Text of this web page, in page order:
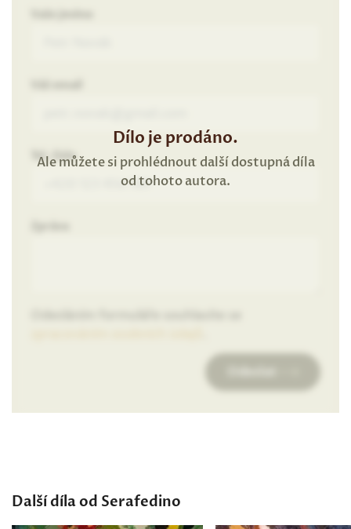
Tel. číslo
Dílo je prodáno.
Ale můžete si prohlédnout další dostupná díla
od tohoto autora.
Další díla od Serafedino